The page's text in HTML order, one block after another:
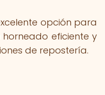
opción para
eficiente y
de repostería.